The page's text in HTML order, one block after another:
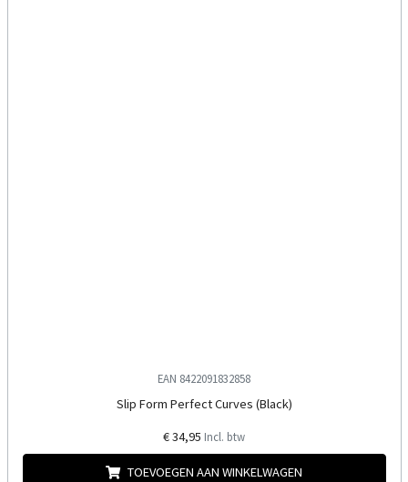
EAN 8422091832858
Slip Form Perfect Curves (Black)
€ 34,95 Incl. btw
TOEVOEGEN AAN WINKELWAGEN